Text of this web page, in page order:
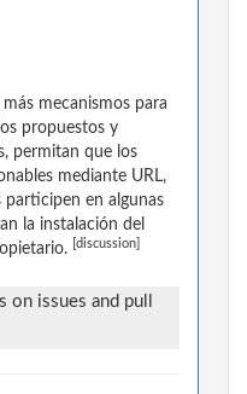
mecanismos para
propuestos y
permitan que los
mediante URL,
participen en algunas
la instalación del
[discussion]
issues and pull